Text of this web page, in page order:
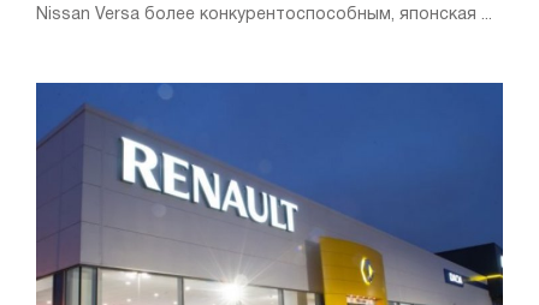
Nissan Versa более конкурентоспособным, японская ...